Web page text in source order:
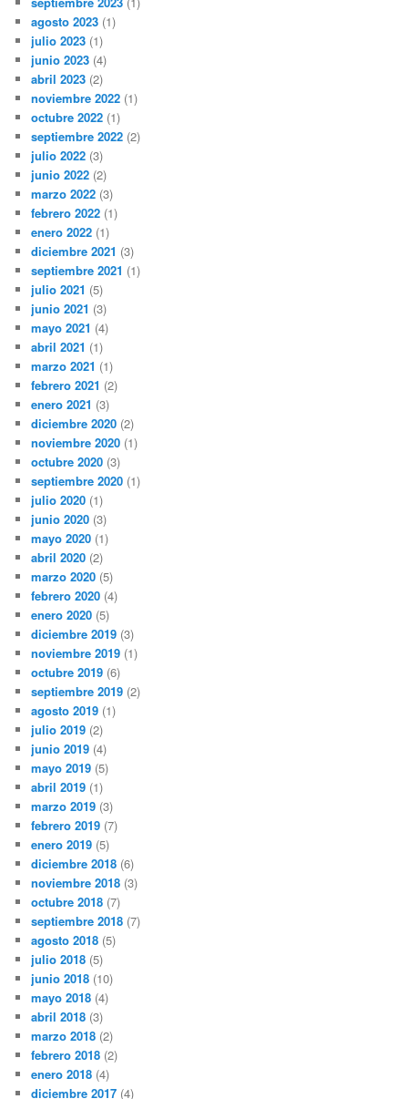
agosto 2023 (1)
julio 2023 (1)
junio 2023 (4)
abril 2023 (2)
noviembre 2022 (1)
octubre 2022 (1)
septiembre 2022 (2)
julio 2022 (3)
junio 2022 (2)
marzo 2022 (3)
febrero 2022 (1)
enero 2022 (1)
diciembre 2021 (3)
septiembre 2021 (1)
julio 2021 (5)
junio 2021 (3)
mayo 2021 (4)
abril 2021 (1)
marzo 2021 (1)
febrero 2021 (2)
enero 2021 (3)
diciembre 2020 (2)
noviembre 2020 (1)
octubre 2020 (3)
septiembre 2020 (1)
julio 2020 (1)
junio 2020 (3)
mayo 2020 (1)
abril 2020 (2)
marzo 2020 (5)
febrero 2020 (4)
enero 2020 (5)
diciembre 2019 (3)
noviembre 2019 (1)
octubre 2019 (6)
septiembre 2019 (2)
agosto 2019 (1)
julio 2019 (2)
junio 2019 (4)
mayo 2019 (5)
abril 2019 (1)
marzo 2019 (3)
febrero 2019 (7)
enero 2019 (5)
diciembre 2018 (6)
noviembre 2018 (3)
octubre 2018 (7)
septiembre 2018 (7)
agosto 2018 (5)
julio 2018 (5)
junio 2018 (10)
mayo 2018 (4)
abril 2018 (3)
marzo 2018 (2)
febrero 2018 (2)
enero 2018 (4)
diciembre 2017 (4)